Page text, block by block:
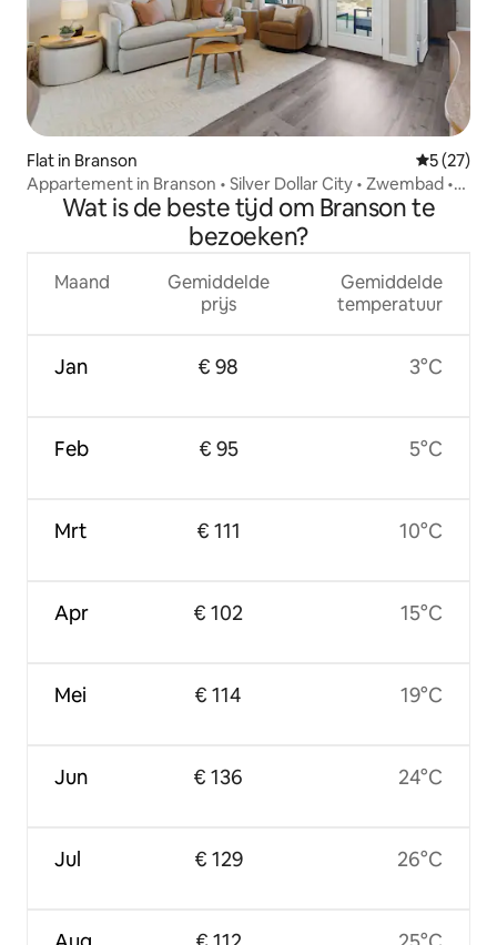
Flat in Branson
5 (27)
Appartement in Branson • Silver Dollar City • Zwembad •
Spelletjes
Wat is de beste tijd om Branson te
bezoeken?
Maand
Jan
Feb
Mrt
Apr
Mei
Jun
Jul
Gemiddelde
prijs
€ 98
€ 95
€ 111
€ 102
€ 114
€ 136
€ 129
Gemiddelde
temperatuur
3°C
5°C
10°C
15°C
19°C
24°C
26°C